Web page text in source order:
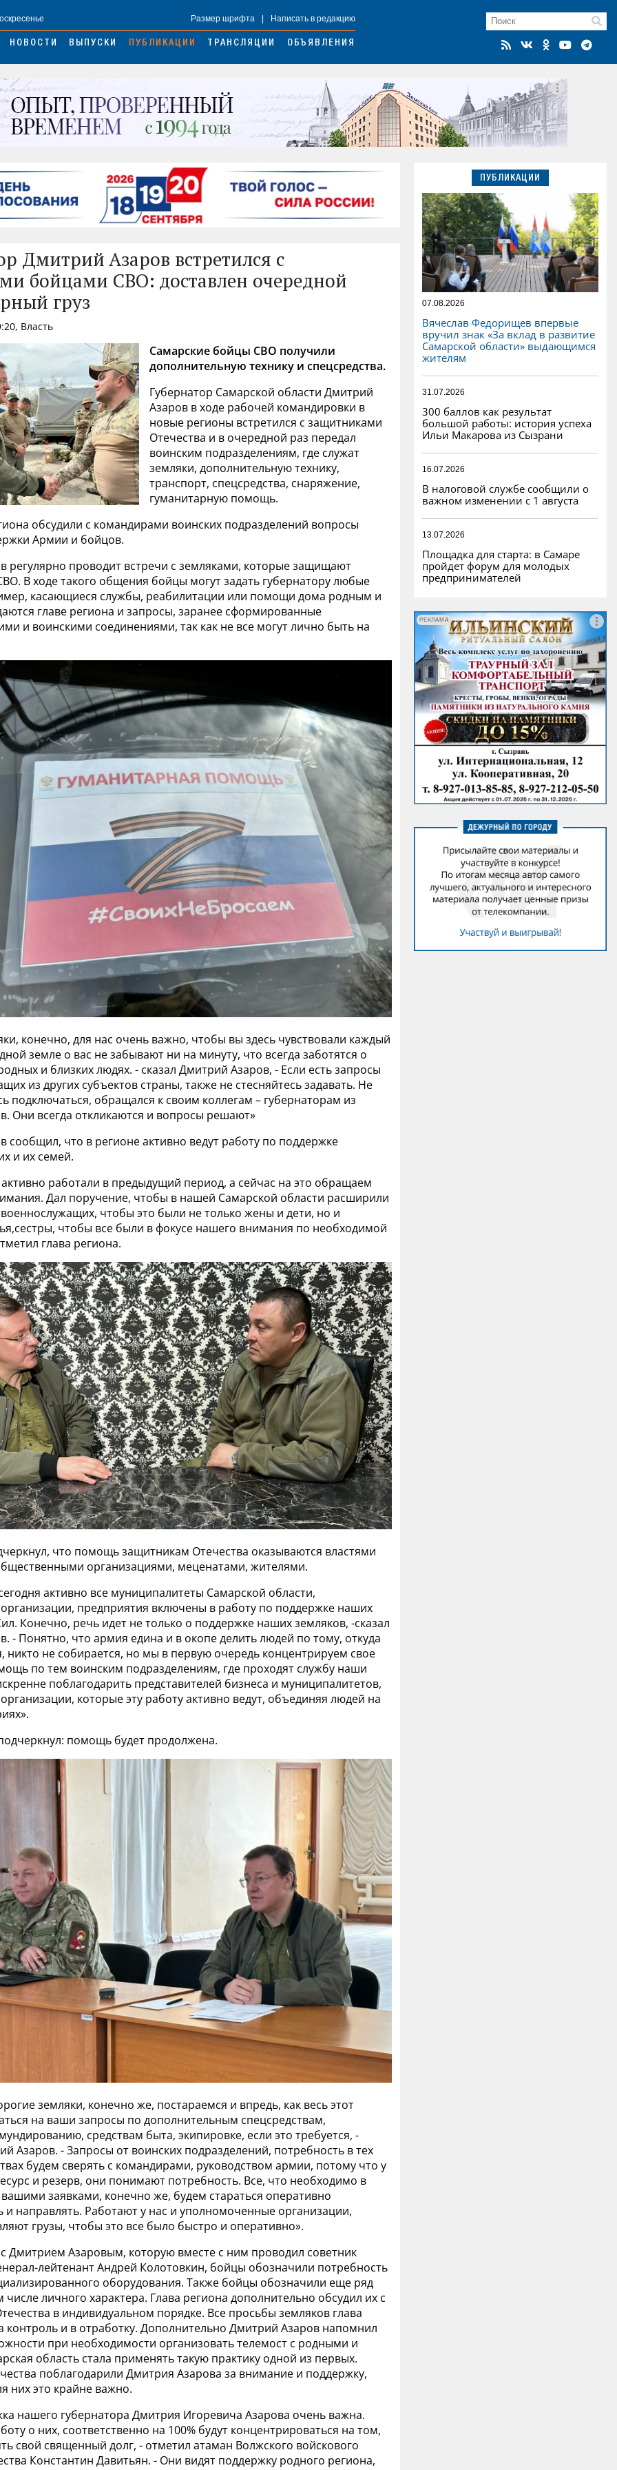
Размер шрифта Написать в редакцию
НОВОСТИ ВЫПУСКИ ПУБЛИКАЦИИ ТРАНСЛЯЦИИ ОБЪЯВЛЕНИЯ
Дмитрий Азаров встретился с
бойцами СВО: доставлен очередной
груз
Власть
Самарские бойцы СВО получили
дополнительную технику и спецсредства.
Губернатор Самарской области Дмитрий
Азаров в ходе рабочей командировки в
новые регионы встретился с защитниками
Отечества и в очередной раз передал
воинским подразделениям, где служат
земляки, дополнительную технику,
транспорт, спецсредства, снаряжение,
гуманитарную помощь.
обсудили с командирами воинских подразделений вопросы
Армии и бойцов.
регулярно проводит встречи с земляками, которые защищают
В ходе такого общения бойцы могут задать губернатору любые
касающиеся службы, реабилитации или помощи дома родным и
главе региона и запросы, заранее сформированные
и воинскими соединениями, так как не все могут лично быть на
конечно, для нас очень важно, чтобы вы здесь чувствовали каждый
земле о вас не забывают ни на минуту, что всегда заботятся о
и близких людях. - сказал Дмитрий Азаров, - Если есть запросы
из других субъектов страны, также не стесняйтесь задавать. Не
подключаться, обращался к своим коллегам – губернаторам из
Они всегда откликаются и вопросы решают»
сообщил, что в регионе активно ведут работу по поддержке
и их семей.
работали в предыдущий период, а сейчас на это обращаем
Дал поручение, чтобы в нашей Самарской области расширили
чтобы это были не только жены и дети, но и
чтобы все были в фокусе нашего внимания по необходимой
глава региона.
что помощь защитникам Отечества оказываются властями
организациями, меценатами, жителями.
активно все муниципалитеты Самарской области,
предприятия включены в работу по поддержке наших
Конечно, речь идет не только о поддержке наших земляков, -сказал
- Понятно, что армия едина и в окопе делить людей по тому, откуда
никто не собирается, но мы в первую очередь концентрируем свое
по тем воинским подразделениям, где проходят службу наши
поблагодарить представителей бизнеса и муниципалитетов,
которые эту работу активно ведут, объединяя людей на
помощь будет продолжена.
земляки, конечно же, постараемся и впредь, как весь этот
на ваши запросы по дополнительным спецсредствам,
средствам быта, экипировке, если это требуется, -
Азаров. - Запросы от воинских подразделений, потребность в тех
будем сверять с командирами, руководством армии, потому что у
и резерв, они понимают потребность. Все, что необходимо в
вашими заявками, конечно же, будем стараться оперативно
и направлять. Работают у нас и уполномоченные организации,
грузы, чтобы это все было быстро и оперативно».
с Дмитрием Азаровым, которую вместе с ним проводил советник
лейтенант Андрей Колотовкин, бойцы обозначили потребность
оборудования. Также бойцы обозначили еще ряд
числе личного характера. Глава региона дополнительно обсудил их с
в индивидуальном порядке. Все просьбы земляков глава
контроль и в отработку. Дополнительно Дмитрий Азаров напомнил
при необходимости организовать телемост с родными и
область стала применять такую практику одной из первых.
поблагодарили Дмитрия Азарова за внимание и поддержку,
них это крайне важно.
нашего губернатора Дмитрия Игоревича Азарова очень важна.
о них, соответственно на 100% будут концентрироваться на том,
свой священный долг, - отметил атаман Волжского войскового
Константин Давитьян. - Они видят поддержку родного региона,
ПУБЛИКАЦИИ
07.08.2026
Вячеслав Федорищев впервые
вручил знак «За вклад в развитие
Самарской области» выдающимся
жителям
31.07.2026
300 баллов как результат
большой работы: история успеха
Ильи Макарова из Сызрани
16.07.2026
В налоговой службе сообщили о
важном изменении с 1 августа
13.07.2026
Площадка для старта: в Самаре
пройдет форум для молодых
предпринимателей
РЕКЛАМА